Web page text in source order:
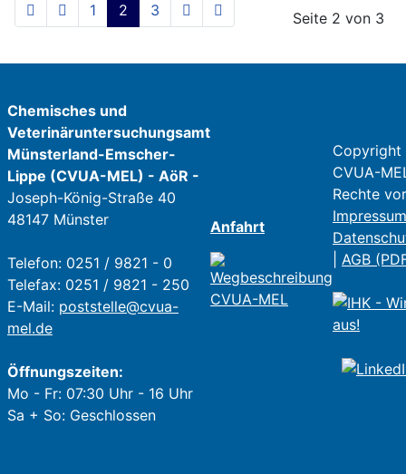
Seite 2 von 3
1 2 3
Chemisches und
Veterinäruntersuchungsamt
Münsterland-Emscher-
Lippe (CVUA-MEL) - AöR -
Joseph-König-Straße 40
48147 Münster
Telefon: 0251 / 9821 - 0
Telefax: 0251 / 9821 - 250
E-Mail: poststelle@cvua-
mel.de
Öffnungszeiten:
Mo - Fr: 07:30 Uhr - 16 Uhr
Sa + So: Geschlossen
Anfahrt
CVUA-
Rechte
Impressum
AGB